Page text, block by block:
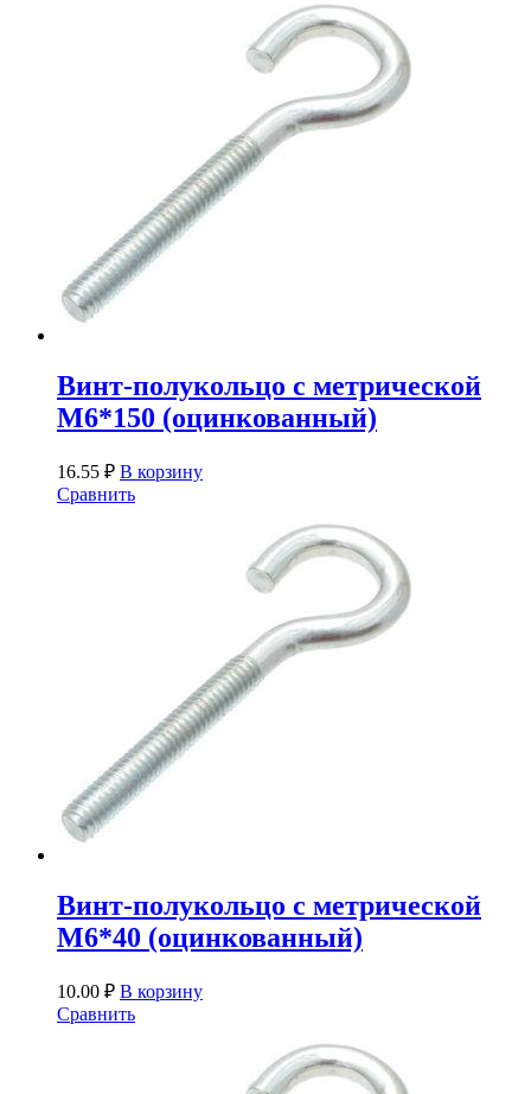
Винт-полукольцо с метрической
М6*150 (оцинкованный)
16.55 ₽ В корзину
Сравнить
Винт-полукольцо с метрической
М6*40 (оцинкованный)
10.00 ₽ В корзину
Сравнить